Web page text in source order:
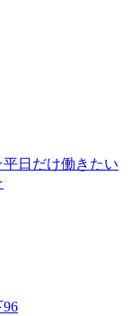
日だけ働きたい